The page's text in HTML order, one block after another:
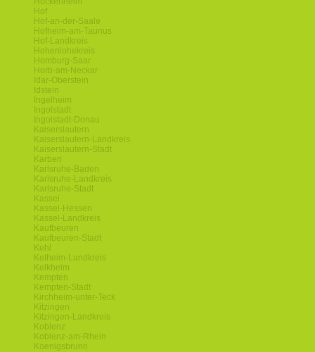
Hof
Hof-an-der-Saale
Hofheim-am-Taunus
Hof-Landkreis
Hohenlohekreis
Homburg-Saar
Horb-am-Neckar
Idar-Oberstein
Idstein
Ingelheim
Ingolstadt
Ingolstadt-Donau
Kaiserslautern
Kaiserslautern-Landkreis
Kaiserslautern-Stadt
Karben
Karlsruhe-Baden
Karlsruhe-Landkreis
Karlsruhe-Stadt
Kassel
Kassel-Hessen
Kassel-Landkreis
Kaufbeuren
Kaufbeuren-Stadt
Kehl
Kelheim-Landkreis
Kelkheim
Kempten
Kempten-Stadt
Kirchheim-unter-Teck
Kitzingen
Kitzingen-Landkreis
Koblenz
Koblenz-am-Rhein
Koenigsbrunn